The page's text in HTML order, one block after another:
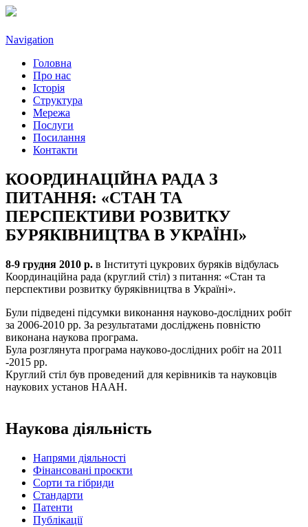
Navigation
Головна
Про нас
Історія
Структура
Мережа
Послуги
Посилання
Контакти
КООРДИНАЦІЙНА РАДА З
ПИТАННЯ: «СТАН ТА
ПЕРСПЕКТИВИ РОЗВИТКУ
БУРЯКІВНИЦТВА В УКРАЇНІ»
8-9 грудня 2010 р. в Інституті цукрових буряків відбулась
Координаційна рада (круглий стіл) з питання: «Стан та
перспективи розвитку буряківництва в Україні».
Були підведені підсумки виконання науково-дослідних робіт
за 2006-2010 рр. За результатами досліджень повністю
виконана наукова програма.
Була розглянута програма науково-дослідних робіт на 2011
-2015 рр.
Круглий стіл був проведений для керівників та науковців
наукових установ НААН.
Наукова діяльність
Напрями діяльності
Фінансовані проєкти
Сорти та гібриди
Стандарти
Патенти
Публікації